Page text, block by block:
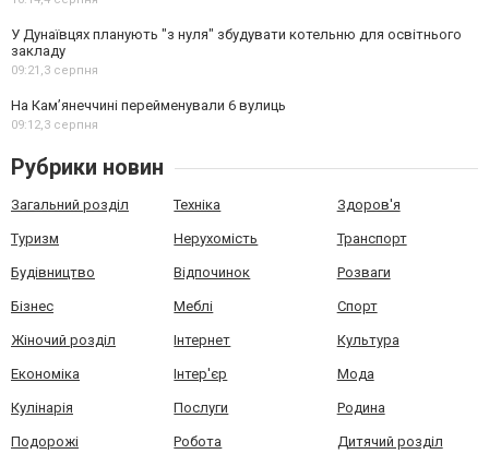
У Дунаївцях планують "з нуля" збудувати котельню для освітнього
закладу
09:21,3 серпня
На Камʼянеччині перейменували 6 вулиць
09:12,3 серпня
Рубрики новин
Загальний розділ Техніка Здоров'я
Туризм Нерухомість Транспорт
Будівництво Відпочинок Розваги
Бізнес Меблі Спорт
Жіночий розділ Інтернет Культура
Економіка Інтер'єр Мода
Кулінарія Послуги Родина
Подорожі Робота Дитячий розділ